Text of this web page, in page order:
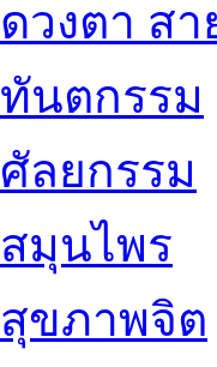
ดวงตา สา
ทันตกรรม
ศัลยกรรม
สมุนไพร
สุขภาพจิต